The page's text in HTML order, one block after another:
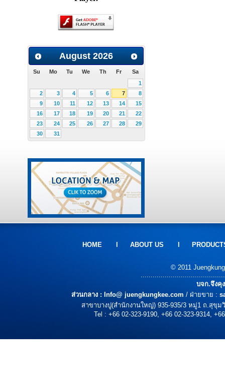
August 2026
Su Mo Tu We Th Fr
Sa
1
2
3 4 5 6 7
8
9
10 11 12 13 14
15
16
17 18 19 20 21
22
23
24 25 26 27 28
29
30
31
HOMEl ABOUT US
© 2011
บจก.จึงคุ
ส่วนกลาง : Info@ juengkungkee.com / ฝ่ายขาย :
สาขาบางปู(สำนักงานใหญ่) 935-935/3 หมู่1 ถ.สุขุ
Tel : +66 02-323-9190, +66 02-323-9314,